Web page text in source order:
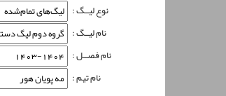
نوع لیــگ :
نام لیــگ :
نام فصــل :
نام تیم :